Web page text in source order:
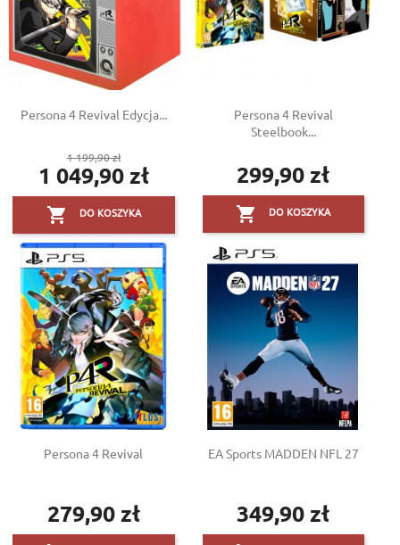
Persona 4 Revival Edycja...
Cena
podstawowa
1 199,90 zł
Cena
1 049,90 zł
 DO KOSZYKA
Persona 4 Revival
Steelbook...
Cena
299,90 zł
 DO KOSZYKA
Persona 4 Revival
Cena
279,90 zł
EA Sports MADDEN NFL 27
Cena
349,90 zł